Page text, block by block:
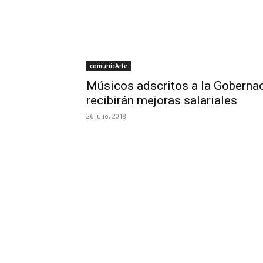
comunicArte
Músicos adscritos a la
recibirán mejoras salariales
26 julio, 2018